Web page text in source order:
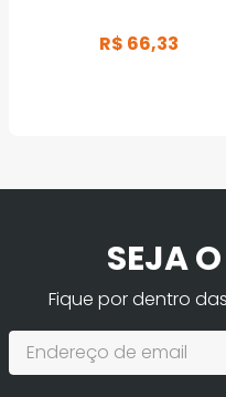
R$ 66,33
SEJA
Fique por dentro